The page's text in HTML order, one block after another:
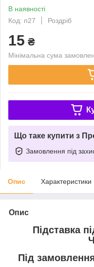
В наявності
Код: п27
Роздріб
15 ₴
Мінімальна сума
Що таке купити з
Замовлення під
Опис Характеристики
Опис
Підставка
Під